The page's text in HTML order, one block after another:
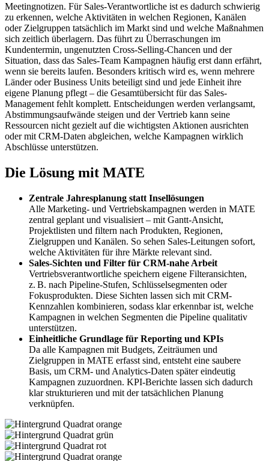
Meetingnotizen. Für Sales-Verantwortliche ist es dadurch schwierig
zu erkennen, welche Aktivitäten in welchen Regionen, Kanälen
oder Zielgruppen tatsächlich im Markt sind und welche Maßnahmen
sich zeitlich überlagern. Das führt zu Überraschungen im
Kundentermin, ungenutzten Cross-Selling-Chancen und der
Situation, dass das Sales-Team Kampagnen häufig erst dann erfährt,
wenn sie bereits laufen. Besonders kritisch wird es, wenn mehrere
Länder oder Business Units beteiligt sind und jede Einheit ihre
eigene Planung pflegt – die Gesamtübersicht für das Sales-
Management fehlt komplett. Entscheidungen werden verlangsamt,
Abstimmungsaufwände steigen und der Vertrieb kann seine
Ressourcen nicht gezielt auf die wichtigsten Aktionen ausrichten
oder mit CRM-Daten abgleichen, welche Kampagnen wirklich
Abschlüsse unterstützen.
Die Lösung mit MATE
Zentrale Jahresplanung statt Insellösungen
Alle Marketing- und Vertriebskampagnen werden in MATE
zentral geplant und visualisiert – mit Gantt-Ansicht,
Projektlisten und filtern nach Produkten, Regionen,
Zielgruppen und Kanälen. So sehen Sales-Leitungen sofort,
welche Aktivitäten für ihre Märkte relevant sind.
Sales-Sichten und Filter für CRM-nahe Arbeit
Vertriebsverantwortliche speichern eigene Filteransichten,
z. B. nach Pipeline-Stufen, Schlüssel­segmenten oder
Fokusprodukten. Diese Sichten lassen sich mit CRM-
Kennzahlen kombinieren, sodass klar erkennbar ist, welche
Kampagnen in welchen Segmenten die Pipeline qualitativ
unterstützen.
Einheitliche Grundlage für Reporting und KPIs
Da alle Kampagnen mit Budgets, Zeiträumen und
Zielgruppen in MATE erfasst sind, entsteht eine saubere
Basis, um CRM- und Analytics-Daten später eindeutig
Kampagnen zuzuordnen. KPI-Berichte lassen sich dadurch
klar strukturieren und mit der tatsächlichen Planung
verknüpfen.